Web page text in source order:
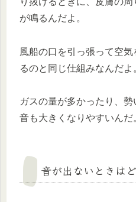
が鳴るんだよ。
風船の口を引っ張って空
るのと同じ仕組みなんだよ
ガスの量が多かったり、勢
音も大きくなりやすいんだ
音が出ないときは